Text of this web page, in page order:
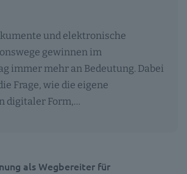
und elektronische
gewinnen im
immer mehr an Bedeutung. Dabei
Frage, wie die eigene
digitaler Form,…
als Wegbereiter für